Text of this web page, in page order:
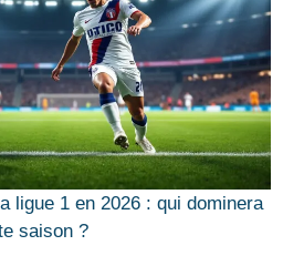
ligue 1 en 2026 : qui dominera
saison ?